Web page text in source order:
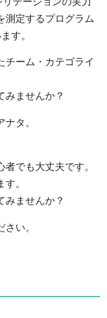
測定するプログラム
す。
チーム・カテゴライ
みませんか？
タ。
でも大丈夫です。
。
みませんか？
い。